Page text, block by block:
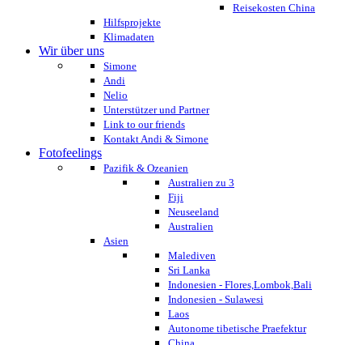
Reisekosten China
Hilfsprojekte
Klimadaten
Wir über uns
Simone
Andi
Nelio
Unterstützer und Partner
Link to our friends
Kontakt Andi & Simone
Fotofeelings
Pazifik & Ozeanien
Australien zu 3
Fiji
Neuseeland
Australien
Asien
Malediven
Sri Lanka
Indonesien - Flores,Lombok,Bali
Indonesien - Sulawesi
Laos
Autonome tibetische Praefektur